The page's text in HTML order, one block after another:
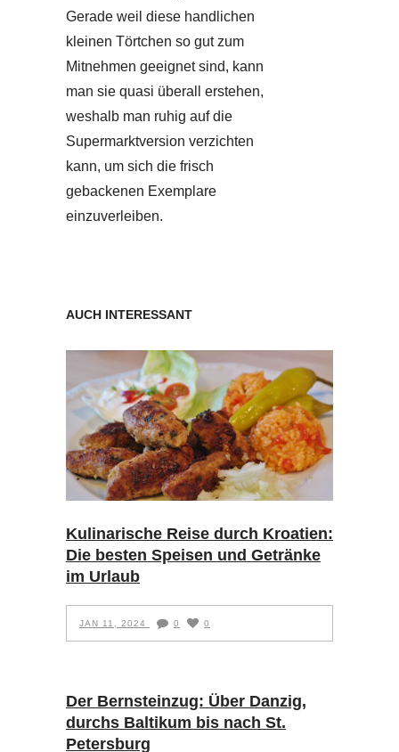
Gerade weil diese handlichen
kleinen Törtchen so gut zum
Mitnehmen geeignet sind, kann
man sie quasi überall erstehen,
weshalb man ruhig auf die
Supermarktversion verzichten
kann, um sich die frisch
gebackenen Exemplare
einzuverleiben.
AUCH INTERESSANT
Kulinarische Reise durch Kroatien:
Die besten Speisen und Getränke
im Urlaub
JAN 11, 2024 0 0
Der Bernsteinzug: Über Danzig,
durchs Baltikum bis nach St.
Petersburg